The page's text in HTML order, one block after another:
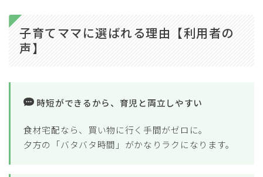
子育てママに選ばれる理由【利用者の
声】
時短ができるから、育児と両立しやすい
食材宅配なら、買い物に行く手間がゼロに。
夕方の「バタバタ時間」がかなりラクになります。